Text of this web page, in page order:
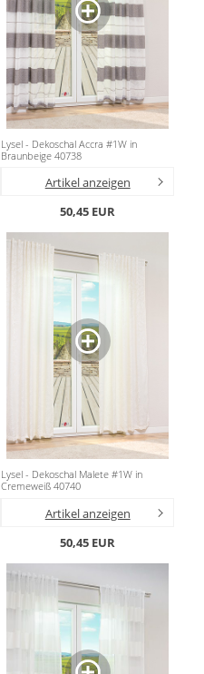
Lysel - Dekoschal Accra #1W in
Braunbeige 40738
Artikel anzeigen
50,45 EUR
Lysel - Dekoschal Malete #1W in
Cremeweiß 40740
Artikel anzeigen
50,45 EUR